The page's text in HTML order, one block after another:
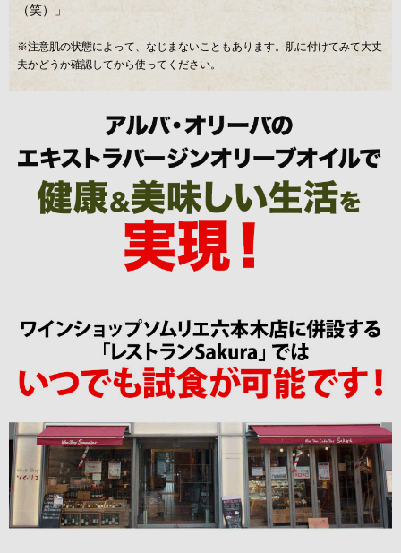
（笑）」
※注意肌の状態によって、なじまないこともあります。肌に付けてみて大丈
夫かどうか確認してから使ってください。